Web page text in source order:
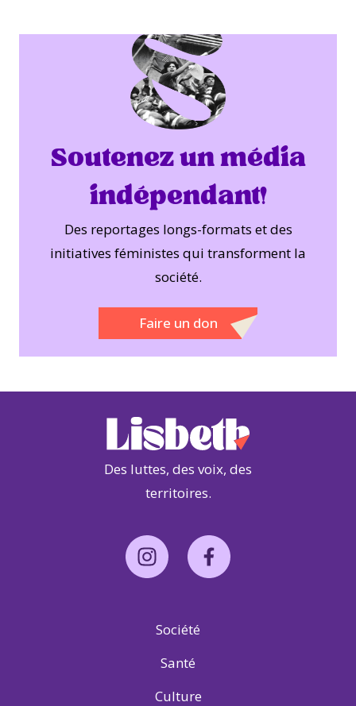
Soutenez un média
indépendant!
Des reportages longs-formats et des
initiatives féministes qui transforment la
société.
Faire un don
Des luttes, des voix, des
territoires.
Société
Santé
Culture